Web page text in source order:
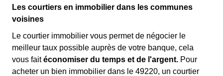
Les courtiers en immobilier dans les communes
voisines
Le courtier immobilier vous permet de négocier le
meilleur taux possible auprès de votre banque, cela
vous faitéconomiser du temps et de l'argent. Pour
acheter un bien immobilier dans le 49220, un courtier